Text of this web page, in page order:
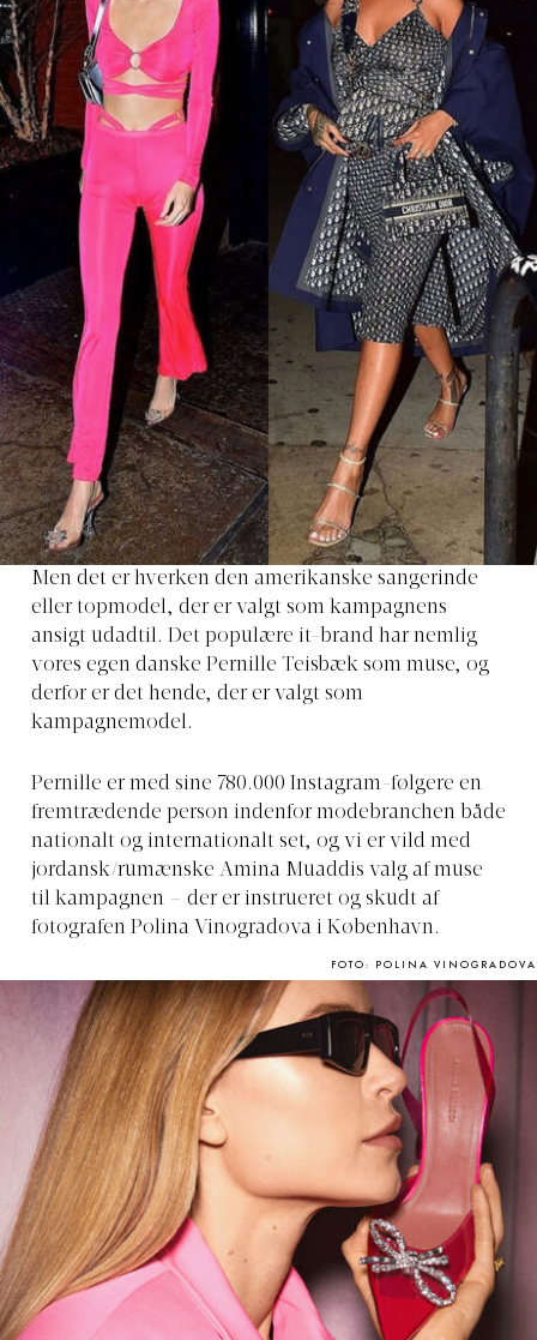
Men det er hverken den amerikanske sangerinde
eller topmodel, der er valgt som kampagnens
ansigt udadtil. Det populære it-brand har nemlig
vores egen danske Pernille Teisbæk som muse, og
derfor er det hende, der er valgt som
kampagnemodel.
Pernille er med sine 780.000 Instagram-følgere en
fremtrædende person indenfor modebranchen både
nationalt og internationalt set, og vi er vild med
jordansk/rumænske Amina Muaddis valg af muse
til kampagnen – der er instrueret og skudt af
fotografen Polina Vinogradova i København.
FOTO: POLINA VINOGRADOVA